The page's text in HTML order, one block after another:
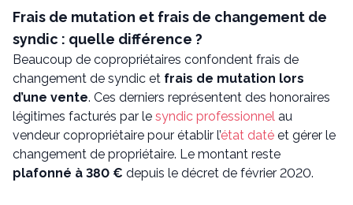
Frais de mutation et frais de changement de
syndic : quelle différence ?
Beaucoup de copropriétaires confondent frais de
changement de syndic et frais de mutation lors
d’une vente. Ces derniers représentent des honoraires
légitimes facturés par le syndic professionnel au
vendeur copropriétaire pour établir l’état daté et gérer le
changement de propriétaire. Le montant reste
plafonné à 380 € depuis le décret de février 2020.